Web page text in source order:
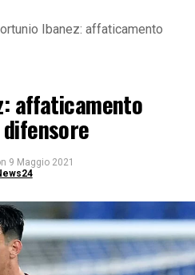
Ibanez: affaticamento
affaticamento
9 Maggio 2021